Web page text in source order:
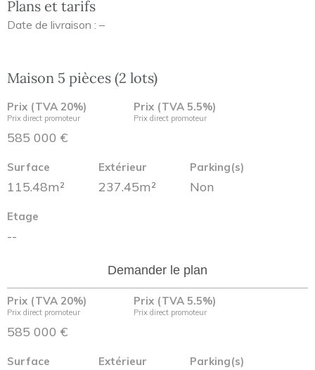
Plans et tarifs
Date de livraison : –
Maison 5 pièces (2 lots)
Prix (TVA 20%)
Prix direct promoteur
585 000 €
Prix (TVA 5.5%)
Prix direct promoteur
Surface
115.48m²
Extérieur
237.45m²
Parking(s)
Non
Etage
--
Demander le plan
Prix (TVA 20%)
Prix direct promoteur
585 000 €
Prix (TVA 5.5%)
Prix direct promoteur
Surface Extérieur Parking(s)